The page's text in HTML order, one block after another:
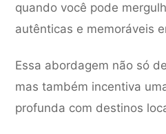
quando você pode
autênticas e memoráveis
Essa abordagem não só
mas também incentiva
profunda com destinos